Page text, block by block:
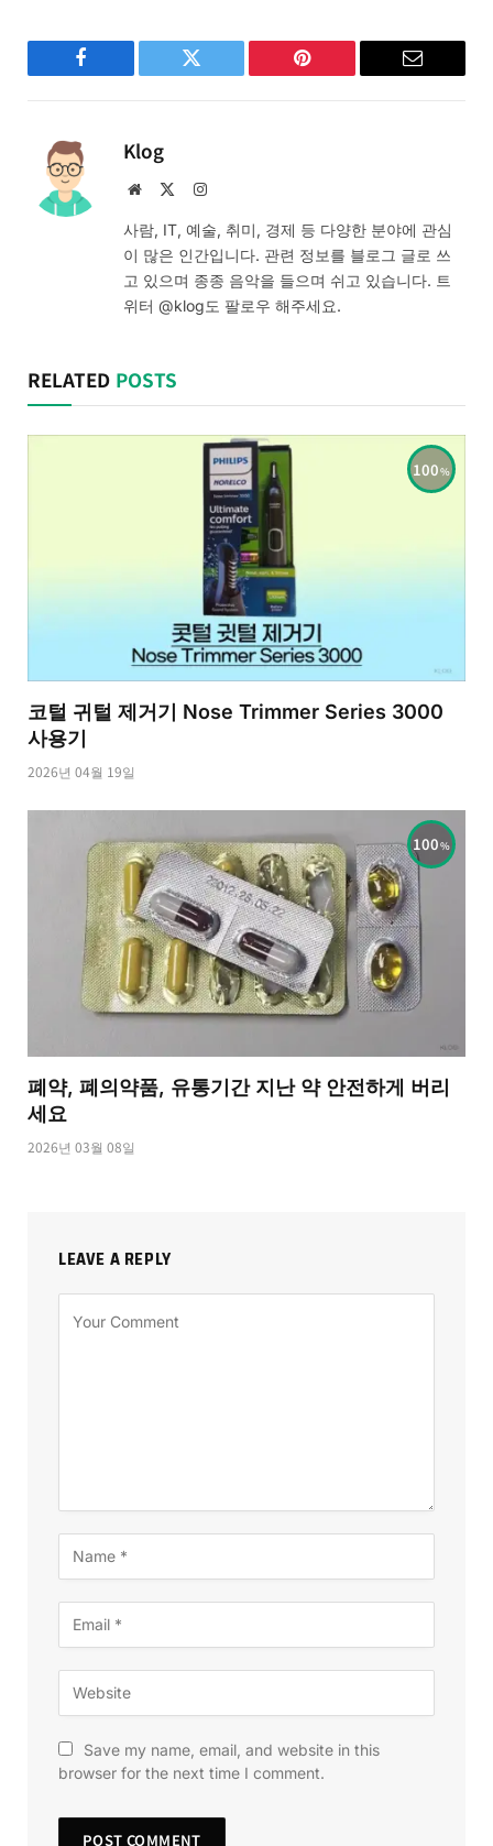
Facebook Twitter Pinterest Email
Klog
Website Instagram
사람, IT, 예술, 취미, 경제 등 다양한 분야에 관심
이 많은 인간입니다. 관련 정보를 블로그 글로 쓰
고 있으며 종종 음악을 들으며 쉬고 있습니다. 트
위터 @klog도 팔로우 해주세요.
RELATED POSTS
100
코털 귀털 제거기 Nose Trimmer Series 3000
사용기
2026년 04월 19일
100
폐약, 폐의약품, 유통기간 지난 약 안전하게 버리
세요
2026년 03월 08일
LEAVE A REPLY
Save my name, email, and website in this
browser for the next time I comment.